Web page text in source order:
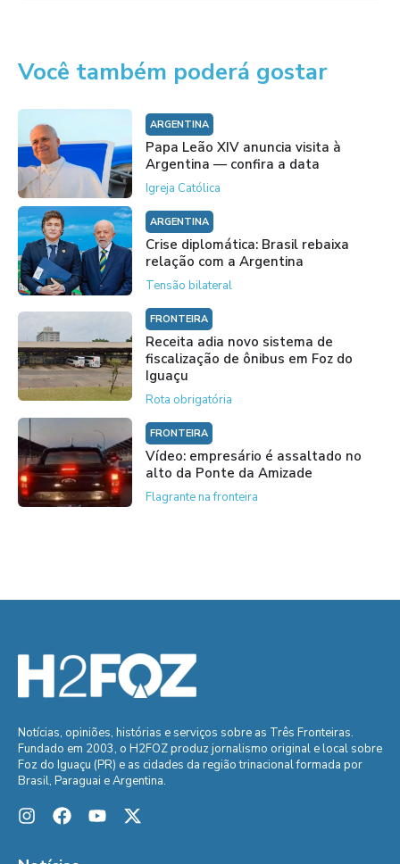
Você também poderá gostar
ARGENTINA
Papa Leão XIV anuncia visita à
Argentina — confira a data
Igreja Católica
ARGENTINA
Crise diplomática: Brasil rebaixa
relação com a Argentina
Tensão bilateral
FRONTEIRA
Receita adia novo sistema de
fiscalização de ônibus em Foz do
Iguaçu
Rota obrigatória
FRONTEIRA
Vídeo: empresário é assaltado no
alto da Ponte da Amizade
Flagrante na fronteira
Notícias, opiniões, histórias e serviços sobre as Três Fronteiras.
Fundado em 2003, o H2FOZ produz jornalismo original e local sobre
Foz do Iguaçu (PR) e as cidades da região trinacional formada por
Brasil, Paraguai e Argentina.